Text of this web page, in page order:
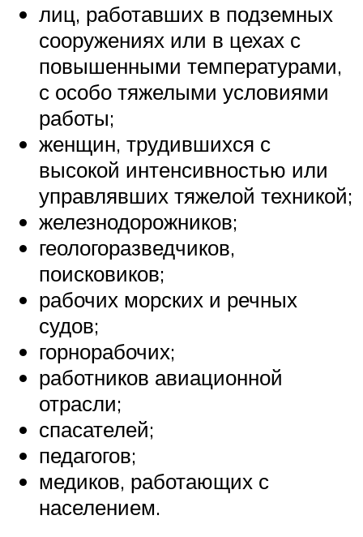
лиц, работавших в подземных
сооружениях или в цехах с
повышенными температурами,
с особо тяжелыми условиями
работы;
женщин, трудившихся с
высокой интенсивностью или
управлявших тяжелой техникой;
железнодорожников;
геологоразведчиков,
поисковиков;
рабочих морских и речных
судов;
горнорабочих;
работников авиационной
отрасли;
спасателей;
педагогов;
медиков, работающих с
населением.